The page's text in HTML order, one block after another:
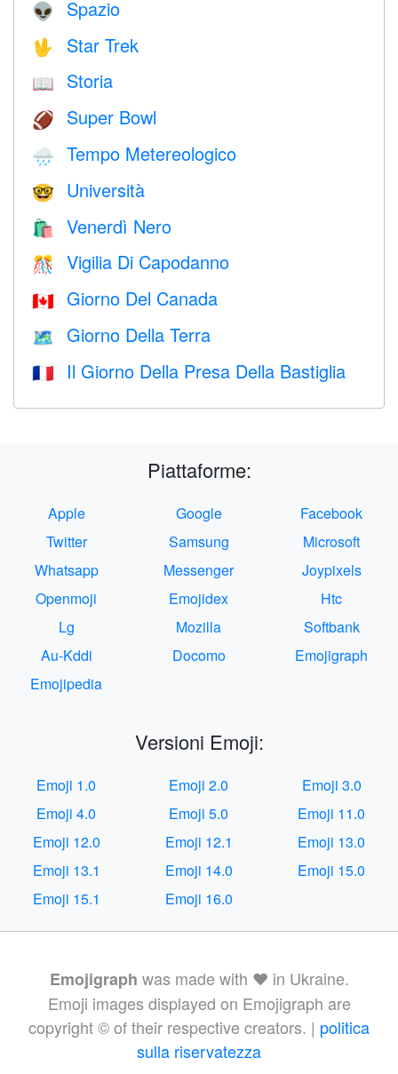
👽 Spazio
🖖 Star Trek
📖 Storia
🏈 Super Bowl
🌧 Tempo Metereologico
🤓 Università
🛍 Venerdì Nero
🎊 Vigilia Di Capodanno
🇨🇦 Giorno Del Canada
🗺️ Giorno Della Terra
🇫🇷 Il Giorno Della Presa Della Bastiglia
Piattaforme:
Apple Google
Facebook
Twitter
Samsung
Microsoft
Whatsapp
Messenger
Joypixels
Openmoji
Emojidex
Htc
Lg
Mozilla
Softbank
Au-Kddi
Docomo
Emojigraph
Emojipedia
Versioni Emoji:
Emoji 1.0 Emoji 2.0
Emoji 3.0
Emoji 4.0
Emoji 5.0
Emoji 11.0
Emoji 12.0
Emoji 12.1
Emoji 13.0
Emoji 13.1
Emoji 14.0
Emoji 15.0
Emoji 15.1
Emoji 16.0
Emojigraph was made with ❤️ in Ukraine.
Emoji images displayed on Emojigraph are
copyright © of their respective creators. | politica
sulla riservatezza